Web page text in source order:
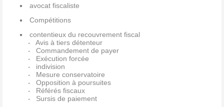
avocat fiscaliste
Compétitions
contentieux du recouvrement fiscal
Avis à tiers détenteur
Commandement de payer
Exécution forcée
indivision
Mesure conservatoire
Opposition à poursuites
Référés fiscaux
Sursis de paiement